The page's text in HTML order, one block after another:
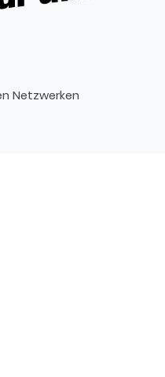
Netzwerken